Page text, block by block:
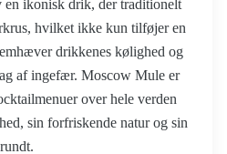
en ikonisk drik, der traditionelt
hvilket ikke kun tilføjer en
drikkenes kølighed og
af ingefær. Moscow Mule er
over hele verden
sin forfriskende natur og sin